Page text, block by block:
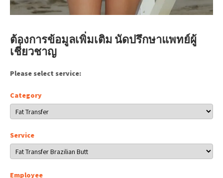
ต้องการข้อมูลเพิ่มเติม นัดปรึกษาแพทย์ผู้
เชี่ยวชาญ
Please select service:
Category
Service
Employee